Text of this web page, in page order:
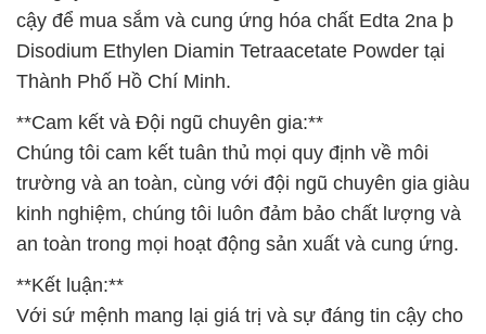
cậy để mua sắm và cung ứng hóa chất Edta 2na þ
Disodium Ethylen Diamin Tetraacetate Powder tại
Thành Phố Hồ Chí Minh.
**Cam kết và Đội ngũ chuyên gia:**
Chúng tôi cam kết tuân thủ mọi quy định về môi
trường và an toàn, cùng với đội ngũ chuyên gia giàu
kinh nghiệm, chúng tôi luôn đảm bảo chất lượng và
an toàn trong mọi hoạt động sản xuất và cung ứng.
**Kết luận:**
Với sứ mệnh mang lại giá trị và sự đáng tin cậy cho